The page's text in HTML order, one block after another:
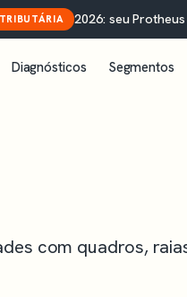
2026: seu
Diagnósticos Segmentos
com quadros,